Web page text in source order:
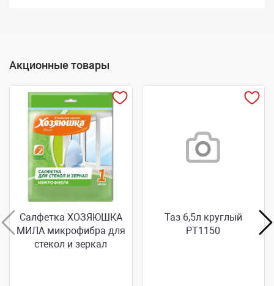
Акционные товары
Салфетка ХОЗЯЮШКА
МИЛА микрофибра для
стекол и зеркал
Таз 6,5л круглый
РТ1150